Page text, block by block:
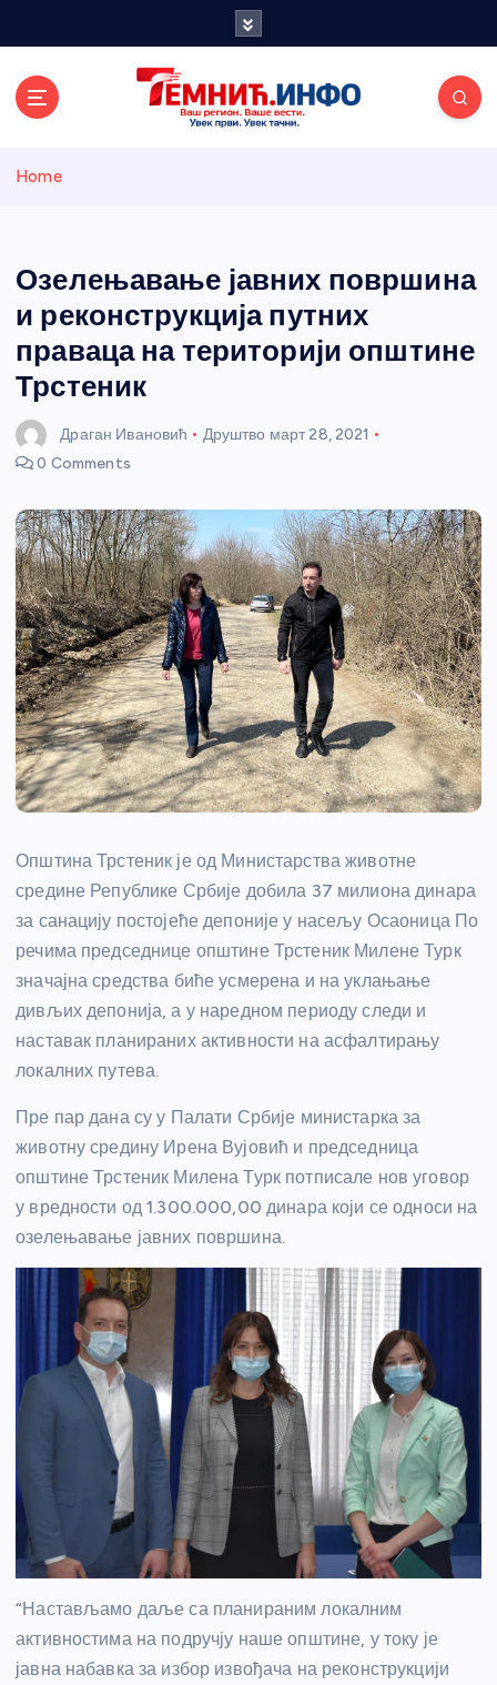
и портал
Home
Озелењавање јавних површина
и реконструкција путних
праваца на територији општине
Трстеник
Драган Ивановић Друштво март 28, 2021
0 Comments
Општина Трстеник је од Министарства животне
средине Републике Србије добила 37 милиона динара
за санацију постојеће депоније у насељу Осаоница По
речима председнице општине Трстеник Милене Турк
значајна средства биће усмерена и на уклањање
дивљих депонија, а у наредном периоду следи и
наставак планираних активности на асфалтирању
локалних путева.
Пре пар дана су у Палати Србије министарка за
животну средину Ирена Вујовић и председница
општине Трстеник Милена Турк потписале нов уговор
у вредности од 1.300.000,00 динара који се односи на
озелењавање јавних површина.
“Настављамо даље са планираним локалним
активностима на подручју наше општине, у току је
јавна набавка за избор извођача на реконструкцији